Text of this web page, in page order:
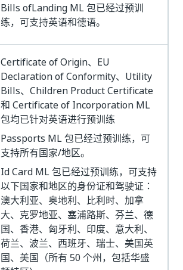
Bills ofLanding ML 包已经过预训
练，可支持英语和德语。
Certificate of Origin、EU
Declaration of Conformity、Utility
Bills、Children Product Certificate
和 Certificate of Incorporation ML
包均已针对英语进行预训练
Passports ML 包已经过预训练，可
支持所有国家/地区。
Id Card ML 包已经过预训练，可支持
以下国家和地区的身份证和驾驶证：
澳大利亚、奥地利、比利时、加拿
大、克罗地亚、塞浦路斯、芬兰、德
国、香港、匈牙利、印度、意大利、
荷兰、波兰、西班牙、瑞士、美国英
国、美国（所有 50 个州，包括华盛